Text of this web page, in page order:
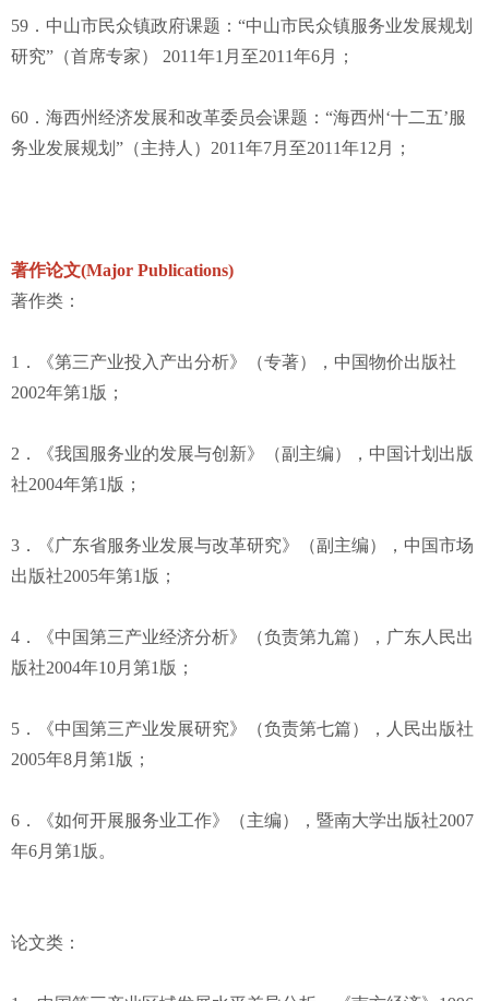
59．中山市民众镇政府课题：“中山市民众镇服务业发展规划
研究”（首席专家） 2011年1月至2011年6月；
60．海西州经济发展和改革委员会课题：“海西州‘十二五’服
务业发展规划”（主持人）2011年7月至2011年12月；
著作论文(Major Publications)
著作类：
1．《第三产业投入产出分析》（专著），中国物价出版社
2002年第1版；
2．《我国服务业的发展与创新》（副主编），中国计划出版
社2004年第1版；
3．《广东省服务业发展与改革研究》（副主编），中国市场
出版社2005年第1版；
4．《中国第三产业经济分析》（负责第九篇），广东人民出
版社2004年10月第1版；
5．《中国第三产业发展研究》（负责第七篇），人民出版社
2005年8月第1版；
6．《如何开展服务业工作》（主编），暨南大学出版社2007
年6月第1版。
论文类：